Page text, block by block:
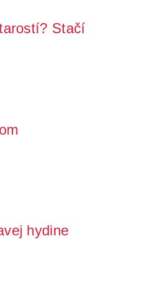
Stačí
hydine